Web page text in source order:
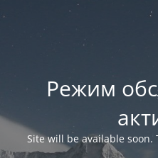
Режим
Site will be available soon.